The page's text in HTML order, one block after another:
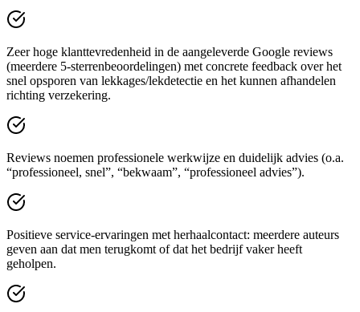
Zeer hoge klanttevredenheid in de aangeleverde Google reviews
(meerdere 5-sterrenbeoordelingen) met concrete feedback over het
snel opsporen van lekkages/lekdetectie en het kunnen afhandelen
richting verzekering.
Reviews noemen professionele werkwijze en duidelijk advies (o.a.
“professioneel, snel”, “bekwaam”, “professioneel advies”).
Positieve service-ervaringen met herhaalcontact: meerdere auteurs
geven aan dat men terugkomt of dat het bedrijf vaker heeft
geholpen.